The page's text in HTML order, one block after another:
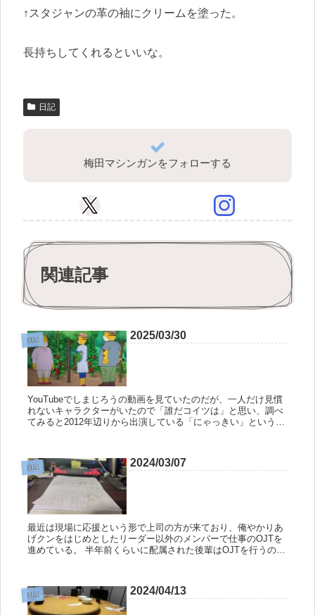
↑スタジャンの革の袖にクリームを塗った。
長持ちしてくれるといいな。
日記
梅田マシンガンをフォローする
関連記事
日記 2025/03/30
YouTubeでしまじろうの動画を見ていたのだが、一人だけ見慣
れないキャラクターがいたので「誰だコイツは」と思い、調べ
てみると2012年辺りから出演している「にゃっきい」というキ
日記 2024/03/07
最近は現場に応援という形で上司の方が来ており、俺やかりあ
げクンをはじめとしたリーダー以外のメンバーで仕事のOJTを
進めている。 半年前くらいに配属された後輩はOJTを行うのが
日記 2024/04/13